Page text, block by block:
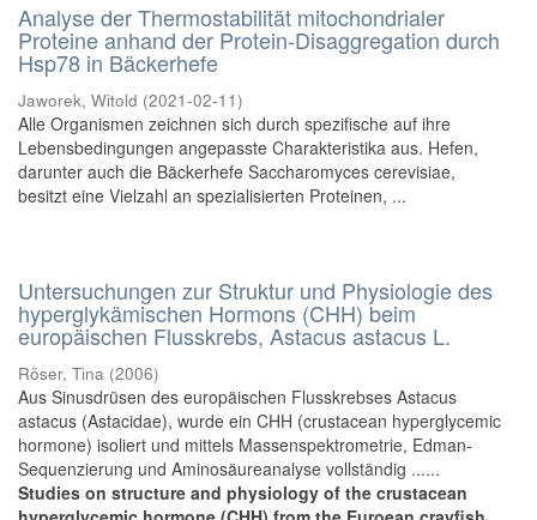
Analyse der Thermostabilität mitochondrialer
Proteine anhand der Protein-Disaggregation durch
Hsp78 in Bäckerhefe
Jaworek, Witold (2021-02-11)
Alle Organismen zeichnen sich durch spezifische auf ihre
Lebensbedingungen angepasste Charakteristika aus. Hefen,
darunter auch die Bäckerhefe Saccharomyces cerevisiae,
besitzt eine Vielzahl an spezialisierten Proteinen, ...
Untersuchungen zur Struktur und Physiologie des
hyperglykämischen Hormons (CHH) beim
europäischen Flusskrebs, Astacus astacus L.
Röser, Tina (2006)
Aus Sinusdrüsen des europäischen Flusskrebses Astacus
astacus (Astacidae), wurde ein CHH (crustacean hyperglycemic
hormone) isoliert und mittels Massenspektrometrie, Edman-
Sequenzierung und Aminosäureanalyse vollständig ......
Studies on structure and physiology of the crustacean